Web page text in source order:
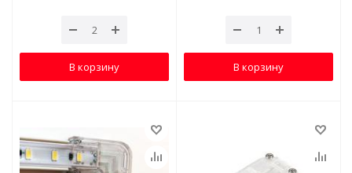
В корзину В корзину